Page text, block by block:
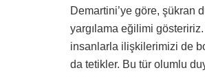
Demartini’ye göre, şükran
yargılama eğilimi
insanlarla ilişkilerimizi de
da tetikler. Bu tür olumlu